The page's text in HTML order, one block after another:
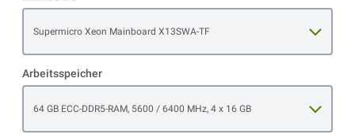
Supermicro Xeon Mainboard X13SWA-TF
Arbeitsspeicher
64 GB ECC-DDR5-RAM, 5600 / 6400 MHz, 4 x 16 GB